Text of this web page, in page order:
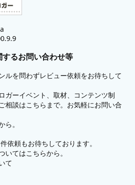
るお問い合わせ等
ルを問わずレビュー依頼をお待ちして
ガーイベント、取材、コンテンツ制
相談はこちらまで。お気軽にお問い合
ら。
依頼もお待ちしております。
いてはこちらから。
て